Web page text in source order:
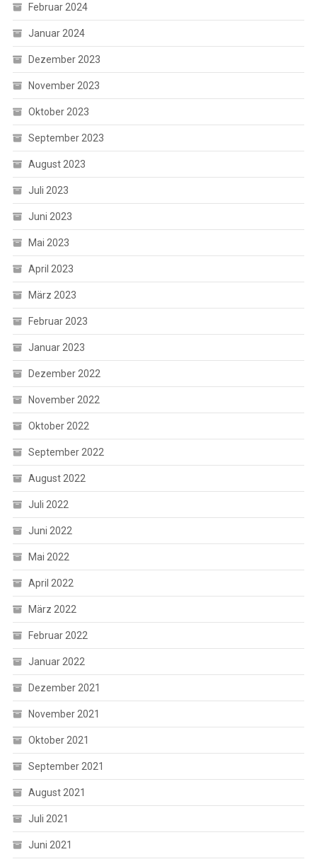
Februar 2024
Januar 2024
Dezember 2023
November 2023
Oktober 2023
September 2023
August 2023
Juli 2023
Juni 2023
Mai 2023
April 2023
März 2023
Februar 2023
Januar 2023
Dezember 2022
November 2022
Oktober 2022
September 2022
August 2022
Juli 2022
Juni 2022
Mai 2022
April 2022
März 2022
Februar 2022
Januar 2022
Dezember 2021
November 2021
Oktober 2021
September 2021
August 2021
Juli 2021
Juni 2021